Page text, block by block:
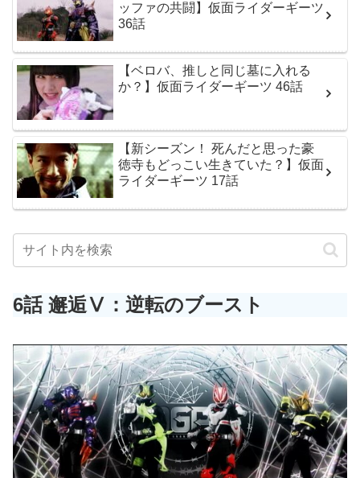
ッファの共闘】仮面ライダーギーツ
36話
【ベロバ、推しと同じ墓に入れる
か？】仮面ライダーギーツ 46話
【新シーズン！ 死んだと思った豪
徳寺もどっこい生きていた？】仮面
ライダーギーツ 17話
6話 邂逅Ⅴ：逆転のブースト